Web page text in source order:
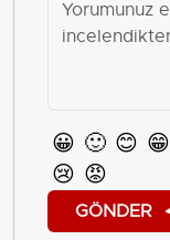
😀 🙂 😊 😁
😢 😡
GÖNDER